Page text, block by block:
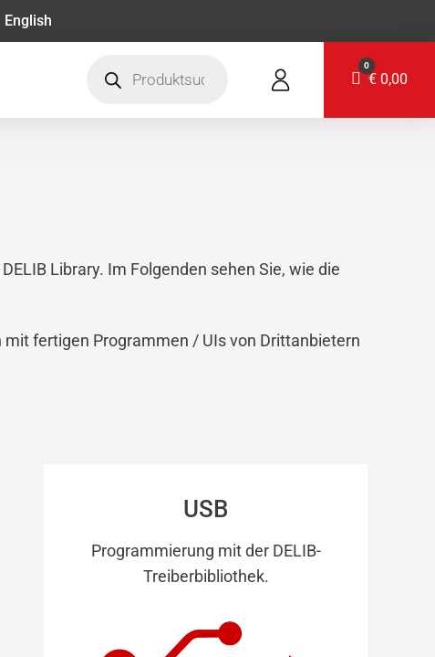
English
search
Warenkorb
0
€0,00
Library. Im Folgenden sehen Sie, wie die
fertigen Programmen / UIs von Drittanbietern
USB
Programmierung mit der DELIB-
Treiberbibliothek.